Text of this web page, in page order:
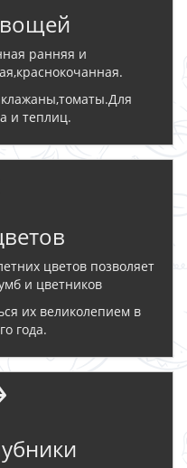
ранняя и
и теплиц.
цветов позволяет
и цветников
их великолепием в
года.